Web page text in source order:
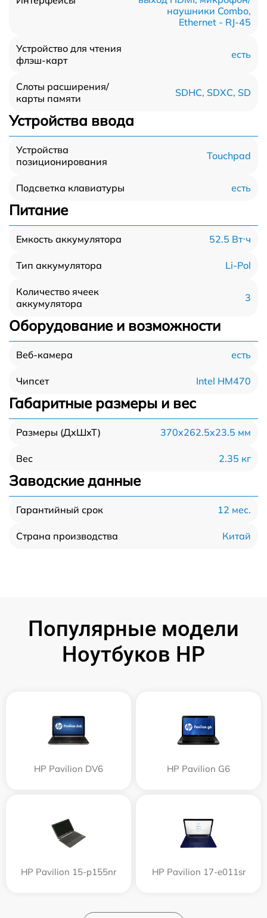
наушники Combo,
Ethernet - RJ-45
Устройство для чтения
флэш-карт
есть
Слоты расширения/
карты памяти
SDHC, SDXC, SD
Устройства ввода
Устройства
позиционирования
Touchpad
Подсветка клавиатуры есть
Питание
Емкость аккумулятора 52.5 Вт⋅ч
Тип аккумулятора Li-Pol
Количество ячеек
аккумулятора
3
Оборудование и возможности
Веб-камера есть
Чипсет Intel HM470
Габаритные размеры и вес
Размеры (ДхШхТ) 370x262.5x23.5 мм
Вес 2.35 кг
Заводские данные
Гарантийный срок 12 мес.
Страна производства Китай
Популярные модели
Ноутбуков HP
HP Pavilion DV6 HP Pavilion G6
HP Pavilion 15-p155nr HP Pavilion 17-e011sr